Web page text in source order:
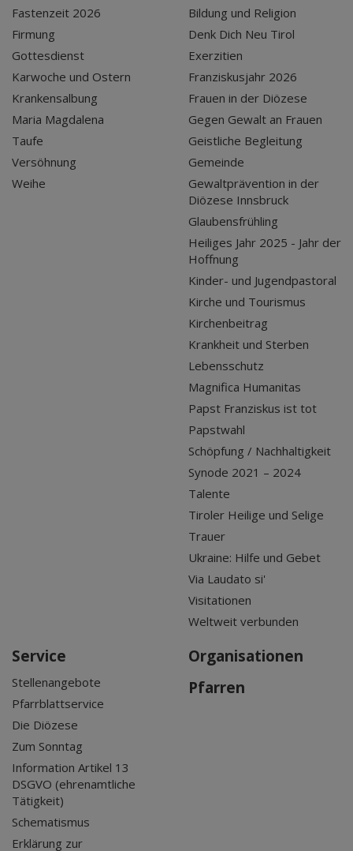
Fastenzeit 2026
Firmung
Gottesdienst
Karwoche und Ostern
Krankensalbung
Maria Magdalena
Taufe
Versöhnung
Weihe
Bildung und Religion
Denk Dich Neu Tirol
Exerzitien
Franziskusjahr 2026
Frauen in der Diözese
Gegen Gewalt an Frauen
Geistliche Begleitung
Gemeinde
Gewaltprävention in der
Diözese Innsbruck
Glaubensfrühling
Heiliges Jahr 2025 - Jahr der
Hoffnung
Kinder- und Jugendpastoral
Kirche und Tourismus
Kirchenbeitrag
Krankheit und Sterben
Lebensschutz
Magnifica Humanitas
Papst Franziskus ist tot
Papstwahl
Schöpfung / Nachhaltigkeit
Synode 2021 – 2024
Talente
Tiroler Heilige und Selige
Trauer
Ukraine: Hilfe und Gebet
Via Laudato si'
Visitationen
Weltweit verbunden
Service
Stellenangebote
Pfarrblattservice
Die Diözese
Zum Sonntag
Information Artikel 13
DSGVO (ehrenamtliche
Tätigkeit)
Schematismus
Erklärung zur
Organisationen
Pfarren